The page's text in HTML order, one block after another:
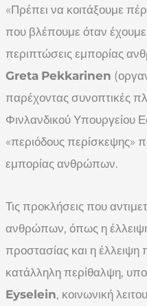
«Πρέπει να κοιτάξουμε
που βλέπουμε όταν
περιπτώσεις εμπορίας
Greta Pekkarinen
παρέχοντας συνοπτικές
Φινλανδικού Υπουργείου
«περιόδους περίσκεψης»
εμπορίας ανθρώπων.
Τις προκλήσεις που
ανθρώπων, όπως η έλλειψη
προστασίας και η
κατάλληλη περίθαλψη,
Eyselein, κοινωνική